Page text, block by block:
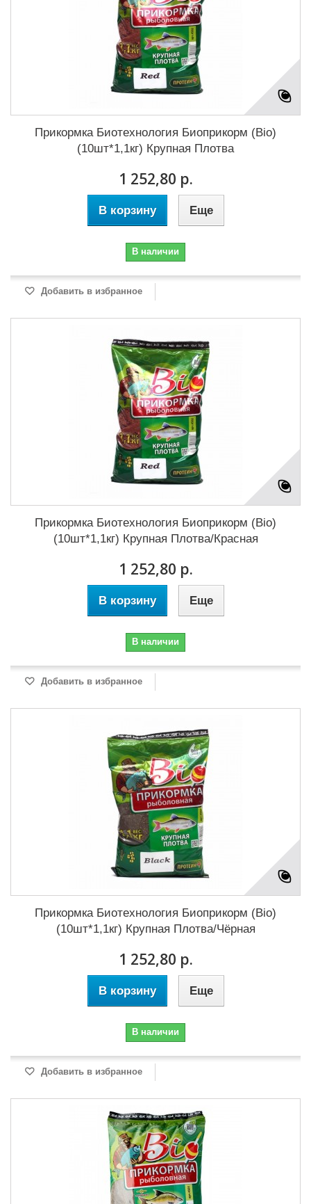
Прикормка Биотехнология Биоприкорм (Bio)
(10шт*1,1кг) Крупная Плотва
1 252,80 р.
В корзину Еще
В наличии
Добавить в избранное
Прикормка Биотехнология Биоприкорм (Bio)
(10шт*1,1кг) Крупная Плотва/Красная
1 252,80 р.
В корзину Еще
В наличии
Добавить в избранное
Прикормка Биотехнология Биоприкорм (Bio)
(10шт*1,1кг) Крупная Плотва/Чёрная
1 252,80 р.
В корзину Еще
В наличии
Добавить в избранное